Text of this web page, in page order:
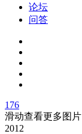
论坛
问答
176
滑动查看更多图片
2012